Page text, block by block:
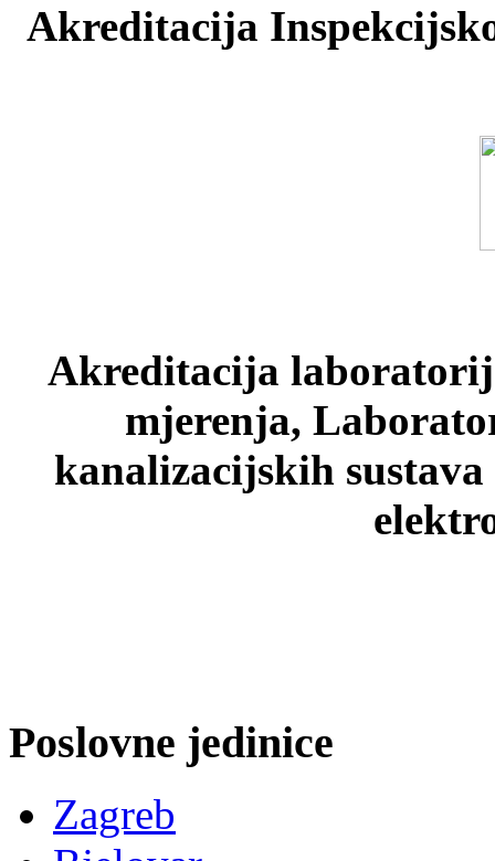
Akreditacija
Akreditacija
mjerenja,
kanalizacijskih
Poslovne jedinice
Zagreb